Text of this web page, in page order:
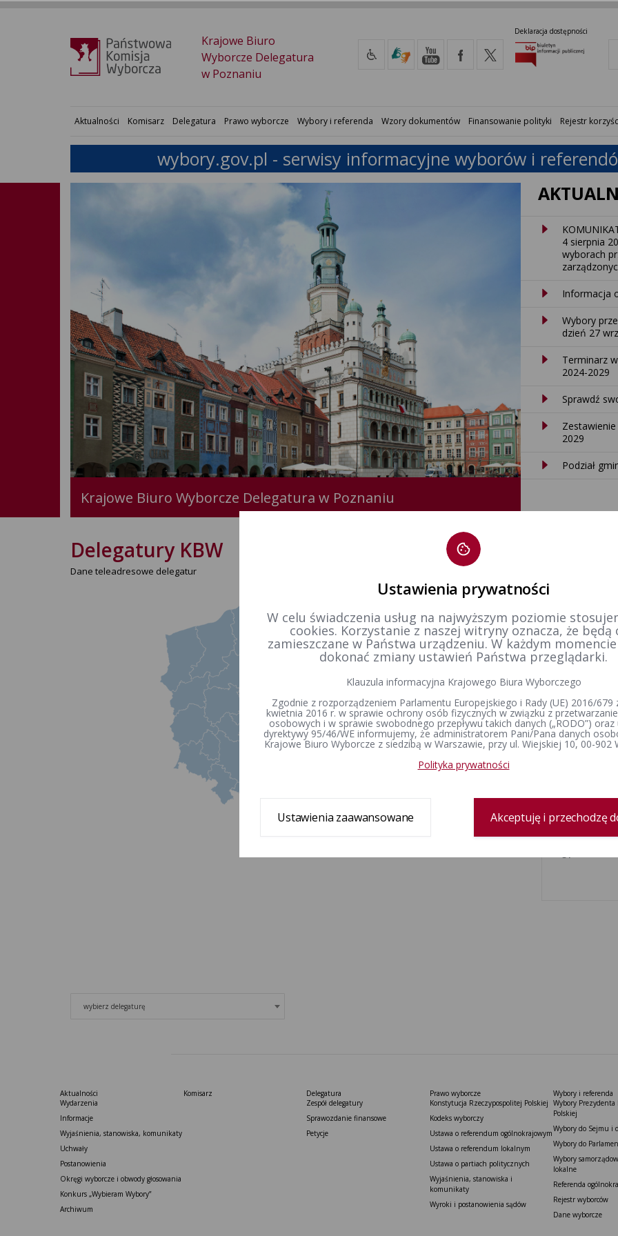
Krajowe Biuro
Wyborcze Delegatura
w Poznaniu
Deklaracja dostępności
Aktualności Komisarz Delegatura Prawo wyborcze Wybory i referenda Wzory dokumentów Finansowanie polityki Rejestr
wybory.gov.pl - serwisy informacyjne wyborów i
Krajowe Biuro Wyborcze Delegatura w Poznaniu
4 sierpnia
wyborach
Informacja
Wybory
dzień 27
Terminarz
2024-2029
Sprawdź
2029
Podział
Delegatury KBW
Dane teleadresowe delegatur
wybierz delegaturę
SOB NDZ
7
14
21
28
lipiec 2026
1 2 3 4 5
7 8 9 10 11 12
17 18
28 29 30
3 4
24 25
31
Aktualności
Wydarzenia
Informacje
Wyjaśnienia, stanowiska, komunikaty
Uchwały
Postanowienia
Okręgi wyborcze i obwody głosowania
Konkurs „Wybieram Wybory”
Archiwum
Komisarz
Delegatura
Zespół delegatury
Sprawozdanie finansowe
Petycje
Prawo wyborcze
Konstytucja Rzeczypospolitej Polskiej​
Kodeks wyborczy
Ustawa o referendum ogólnokrajowym
Ustawa o referendum lokalnym
Ustawa o partiach politycznych
Wyjaśnienia, stanowiska i
komunikaty
Wyroki i postanowienia sądów
Wybory i referenda
Wybory Prezydenta
Polskiej
Wybory do Sejmu i
Wybory do
Wybory
lokalne
Referenda
Rejestr wyborców
Dane wyborcze
Ustawienia prywatności
W celu świadczenia usług na najwyższym poziomie
cookies. Korzystanie z naszej witryny oznacza, że będą
zamieszczane w Państwa urządzeniu. W każdym
dokonać zmiany ustawień Państwa przeglądarki.
Klauzula informacyjna Krajowego Biura Wyborczego
Zgodnie z rozporządzeniem Parlamentu Europejskiego i Rady (UE) 2016/679
kwietnia 2016 r. w sprawie ochrony osób fizycznych w związku z
osobowych i w sprawie swobodnego przepływu takich danych („RODO”) oraz
dyrektywy 95/46/WE informujemy, że administratorem Pani/Pana danych
Krajowe Biuro Wyborcze z siedzibą w Warszawie, przy ul. Wiejskiej 10, 00-902
Polityka prywatności
Ustawienia zaawansowane Akceptuję i przechodzę